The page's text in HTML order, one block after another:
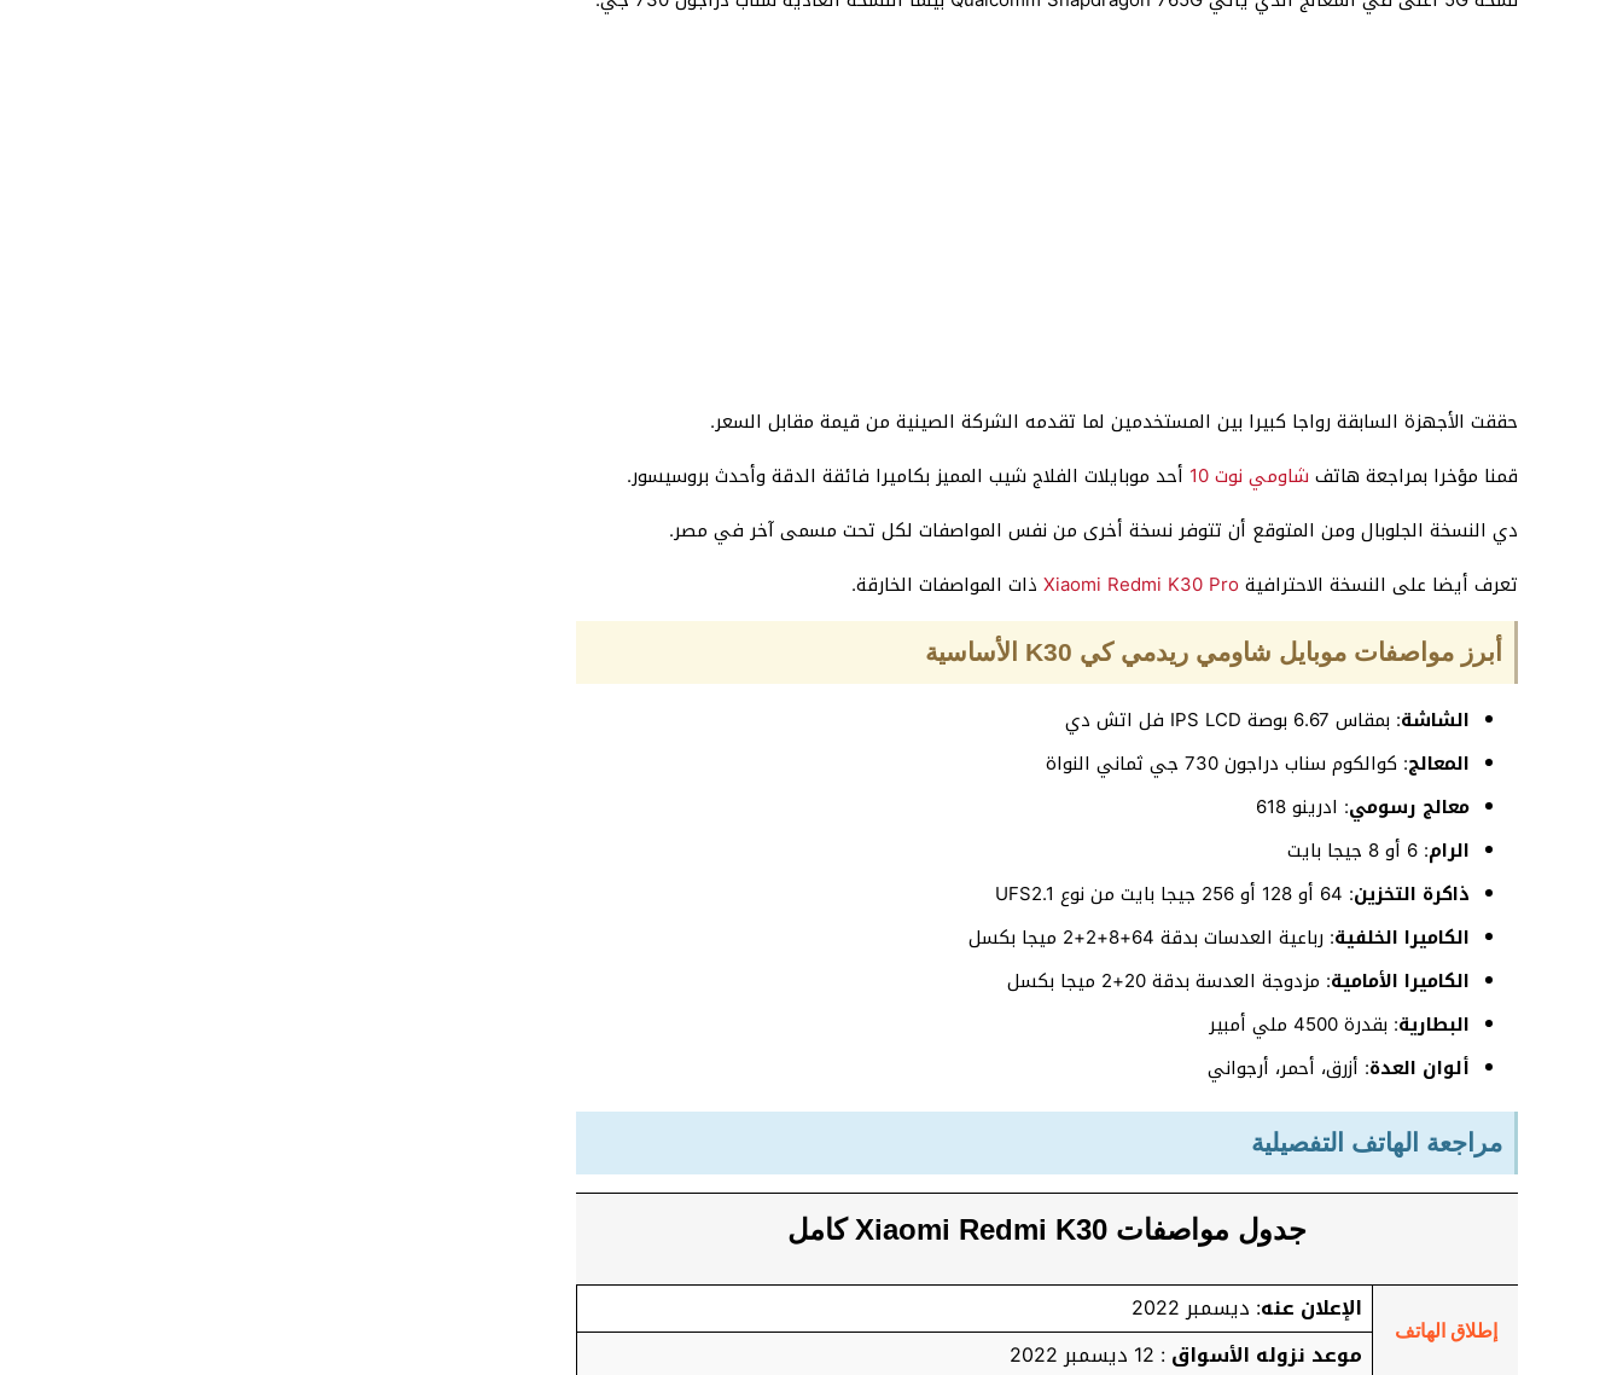
حققت الأجهزة السابقة رواجا كبيرا بين المستخدمين لما تقدمه الشركة الصينية من قيمة مقابل السعر.
قمنا مؤخرا بمراجعة هاتف شاومي نوت 10
أحد موبايلات الفلاج شيب المميز بكاميرا فائقة الدقة وأحدث بروسيسور.
دي النسخة الجلوبال ومن المتوقع أن تتوفر نسخة أخرى من نفس المواصفات لكل تحت مسمى آخر في مصر.
تعرف أيضا على النسخة الاحترافية Xiaomi Redmi K30 Pro ذات المواصفات الخارقة.
أبرز مواصفات موبايل شاومي ريدمي كي K30 الأساسية
الشاشة: بمقاس 6.67 بوصة IPS LCD فل اتش دي
المعالج: كوالكوم سناب دراجون 730 جي ثماني النواة
معالج رسومي: ادرينو 618
الرام: 6 أو 8 جيجا بايت
ذاكرة التخزين: 64 أو 128 أو 256 جيجا بايت من نوع UFS2.1
الكاميرا الخلفية: رباعية العدسات بدقة 64+8+2+2 ميجا بكسل
الكاميرا الأمامية: مزدوجة العدسة بدقة 20+2 ميجا بكسل
البطارية: بقدرة 4500 ملي أمبير
ألوان العدة: أزرق، أحمر، أرجواني
مراجعة الهاتف التفصيلية
جدول مواصفات Xiaomi Redmi K30 كامل
إطلاق الهاتف
الإعلان عنه: ديسمبر 2022
موعد نزوله الأسواق: 12 ديسمبر 2022